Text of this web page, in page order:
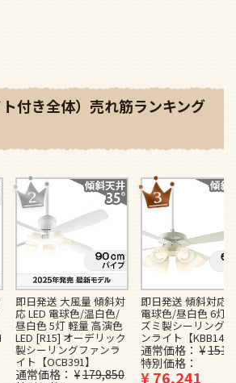
付き全体）売れ筋ランキング
即日発送 大風量 傾斜対
応 LED 電球色/温白色/
昼白色 5灯 軽量 高演色
LED [R15] オーデリック
製シーリングファンラ
イト【OCB391】
通常価格 ¥179,850
即日発送 傾斜対応
電球色/昼白色 6灯
ズミ製シーリング
ンライト【KBB148
通常価格 ¥
特別価格
¥76,241